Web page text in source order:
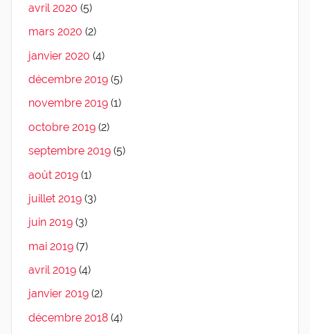
avril 2020 (5)
mars 2020 (2)
janvier 2020 (4)
décembre 2019 (5)
novembre 2019 (1)
octobre 2019 (2)
septembre 2019 (5)
août 2019 (1)
juillet 2019 (3)
juin 2019 (3)
mai 2019 (7)
avril 2019 (4)
janvier 2019 (2)
décembre 2018 (4)